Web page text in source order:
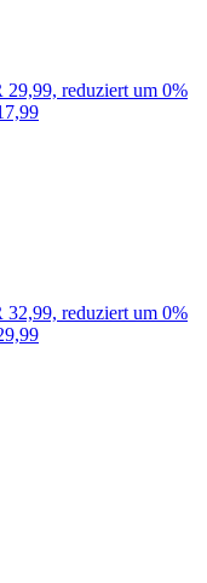
29,99, reduziert um 0%
32,99, reduziert um 0%